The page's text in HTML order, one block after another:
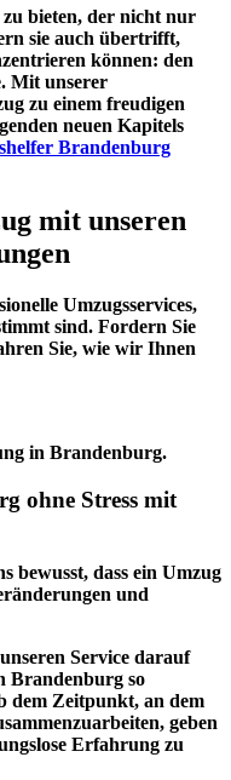
zu bieten, der nicht nur
sie auch übertrifft,
können: den
Mit unserer
zu einem freudigen
neuen Kapitels
Brandenburg
mit unseren
Umzugsservices,
sind. Fordern Sie
Sie, wie wir Ihnen
in Brandenburg.
ohne Stress mit
bewusst, dass ein Umzug
und
Service darauf
Brandenburg so
dem Zeitpunkt, an dem
geben
Erfahrung zu